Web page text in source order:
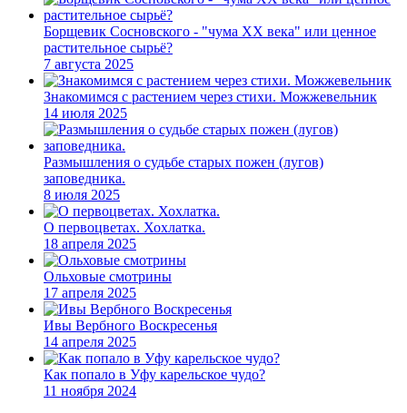
Борщевик Сосновского - "чума XX века" или ценное
растительное сырьё?
7 августа 2025
Знакомимся с растением через стихи. Можжевельник
14 июля 2025
Размышления о судьбе старых пожен (лугов)
заповедника.
8 июля 2025
О первоцветах. Хохлатка.
18 апреля 2025
Ольховые смотрины
17 апреля 2025
Ивы Вербного Воскресенья
14 апреля 2025
Как попало в Уфу карельское чудо?
11 ноября 2024